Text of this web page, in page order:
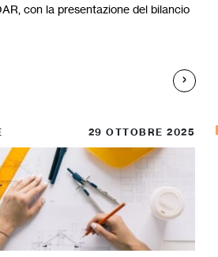
con la presentazione del bilancio
29 OTTOBRE 2025